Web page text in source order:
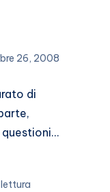
26, 2008
di
lettura